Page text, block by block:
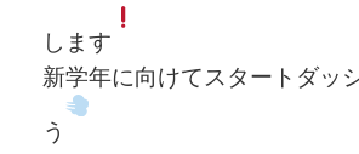
します
新学年に向けてスタートダッ
う